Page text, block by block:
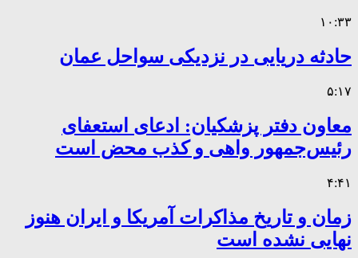
۱۰:۳۳
حادثه دریایی در نزدیکی سواحل عمان
۵:۱۷
معاون دفتر پزشکیان: ادعای استعفای
رئیس‌جمهور واهی و کذب محض است
۴:۴۱
زمان و تاریخ مذاکرات آمریکا و ایران هنوز
نهایی نشده است